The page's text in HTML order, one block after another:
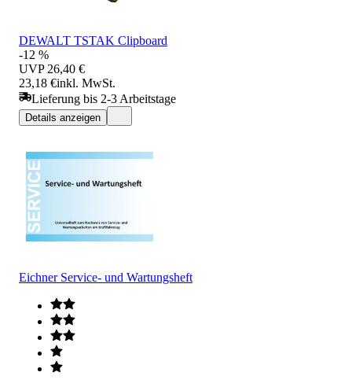
DEWALT TSTAK Clipboard
-12 %
UVP 26,40 €
23,18 €inkl. MwSt.
Lieferung bis 2-3 Arbeitstage
Details anzeigen
Eichner Service- und Wartungsheft